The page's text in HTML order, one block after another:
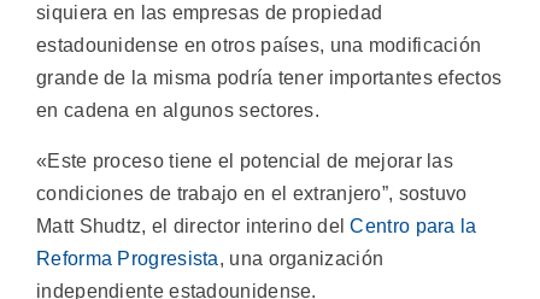
siquiera en las empresas de propiedad
estadounidense en otros países, una modificación
grande de la misma podría tener importantes efectos
en cadena en algunos sectores.
«Este proceso tiene el potencial de mejorar las
condiciones de trabajo en el extranjero”, sostuvo
Matt Shudtz, el director interino delCentro para la
Reforma Progresista, una organización
independiente estadounidense.